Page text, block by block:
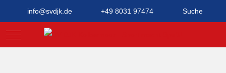
info@svdjk.de +49 8031 97474 Suche
Mobile Menu Toggle